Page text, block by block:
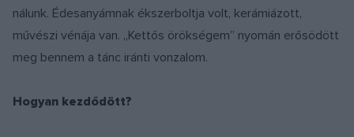
nálunk. Édesanyámnak ékszerboltja volt, kerámiázott,
művészi vénája van. „Kettős örökségem” nyomán erősödött
meg bennem a tánc iránti vonzalom.
Hogyan kezdődött?